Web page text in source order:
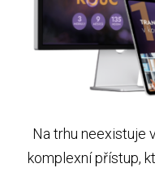
Na trhu neexistuje
komplexní přístup,